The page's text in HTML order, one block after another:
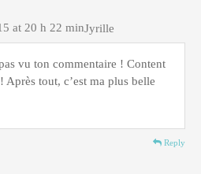
Jyrille
at 20 h 22 min
vu ton commentaire ! Content
Après tout, c’est ma plus belle
Reply